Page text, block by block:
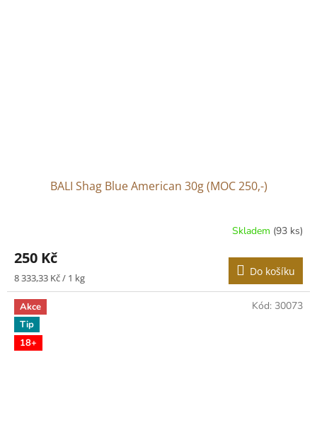
BALI Shag Blue American 30g (MOC 250,-)
Skladem (93 ks)
250 Kč
Měrná
cena:
8 333,33 Kč / 1 kg Do košíku
Akce
Tip
18+
Kód: 30073